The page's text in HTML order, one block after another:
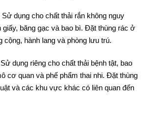
dụng cho chất thải rắn không nguy
giấy, băng gạc và bao bì. Đặt thùng rác ở
cộng, hành lang và phòng lưu trú.
dụng riêng cho chất thải bệnh tật, bao
cơ quan và phế phẩm thai nhi. Đặt thùng
và các khu vực khác có liên quan đến